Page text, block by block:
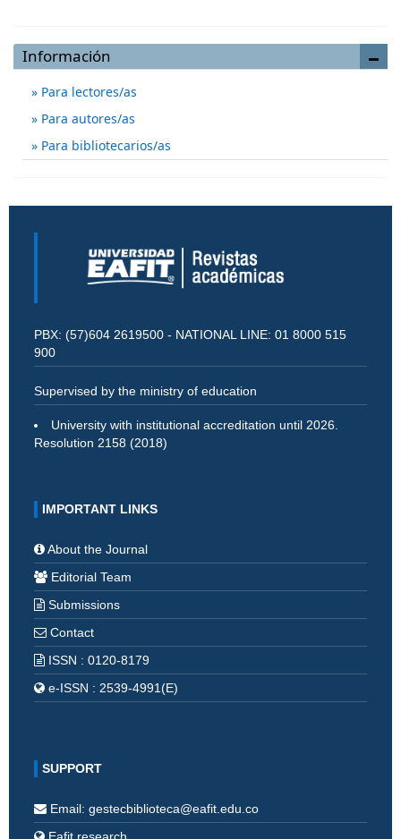
Información
Para lectores/as
Para autores/as
Para bibliotecarios/as
PBX: (57)604 2619500 - NATIONAL LINE: 01 8000 515
900
Supervised by the ministry of education
University with institutional accreditation until 2026.
Resolution 2158 (2018)
IMPORTANT LINKS
About the Journal
Editorial Team
Submissions
Contact
ISSN : 0120-8179
e-ISSN : 2539-4991(E)
SUPPORT
Email: gestecbiblioteca@eafit.edu.co